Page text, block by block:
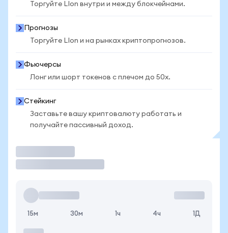
Торгуйте LIon внутри и между блокчейнами.
Прогнозы
Торгуйте LIon и на рынках криптопрогнозов.
Фьючерсы
Лонг или шорт токенов с плечом до 50x.
Стейкинг
Заставьте вашу криптовалюту работать и
получайте пассивный доход.
15м 30м 1ч 4ч 1Д